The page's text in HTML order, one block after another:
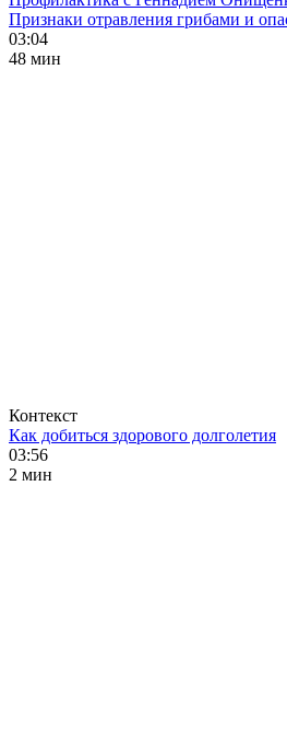
Признаки отравления грибами и
03:04
48 мин
Контекст
Как добиться здорового долголетия
03:56
2 мин